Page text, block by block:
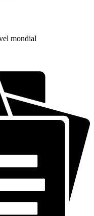
mondial